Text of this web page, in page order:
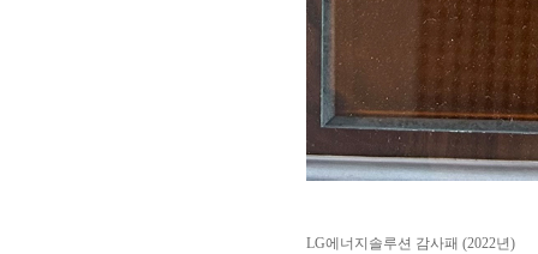
LG에너지솔루션 감사패 (2022년)